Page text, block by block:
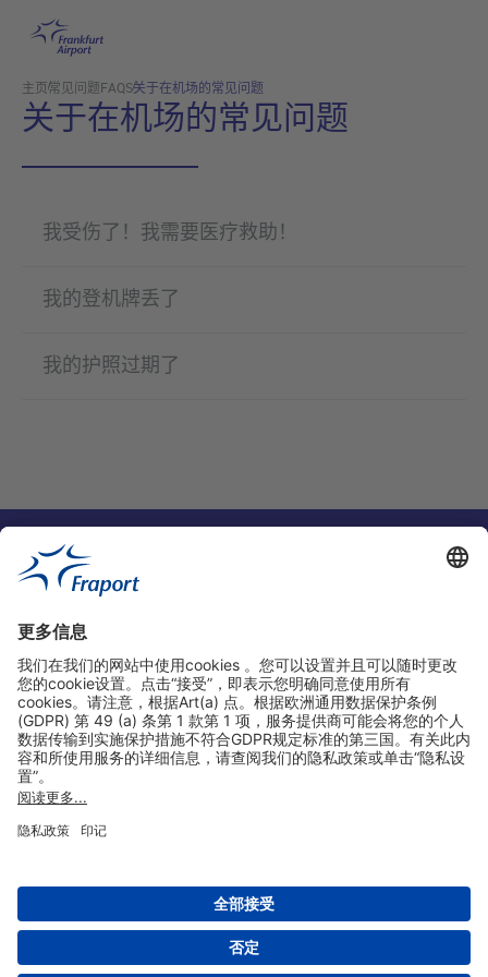
跳转至主页
主页常见问题FAQS关于在机场的常见问题
关于在机场的常见问题
我受伤了！我需要医疗救助！
我的登机牌丢了
我的护照过期了
实用链接
购物&线上预定
关于我们
设置